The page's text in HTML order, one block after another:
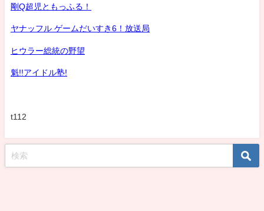
剛Q超児ともっふる！
ヤナッフル ゲームだいすき6！放送局
ヒウラー総統の野望
魁!!アイドル塾!
t112